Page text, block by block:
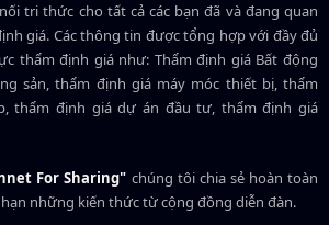
tri thức cho tất cả các bạn đã và đang quan
giá. Các thông tin được tổng hợp với đầy đủ
thẩm định giá như: Thẩm định giá Bất động
sản, thẩm định giá máy móc thiết bị, thẩm
thẩm định giá dự án đầu tư, thẩm định giá
For Sharing" chúng tôi chia sẻ hoàn toàn
những kiến thức từ cộng đồng diễn đàn.